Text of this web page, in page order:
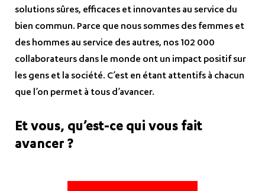
solutions sûres, efficaces et innovantes au service du
bien commun. Parce que nous sommes des femmes et
des hommes au service des autres, nos 102 000
collaborateurs dans le monde ont un impact positif sur
les gens et la société. C’est en étant attentifs à chacun
que l’on permet à tous d’avancer.
Et vous, qu’est-ce qui vous fait
avancer ?